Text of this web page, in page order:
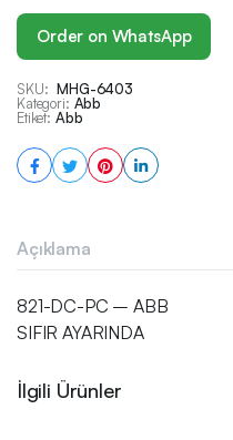
Order on WhatsApp
SKU: MHG-6403
Kategori: Abb
Etiket: Abb
Açıklama
821-DC-PC – ABB
SIFIR AYARINDA
İlgili Ürünler